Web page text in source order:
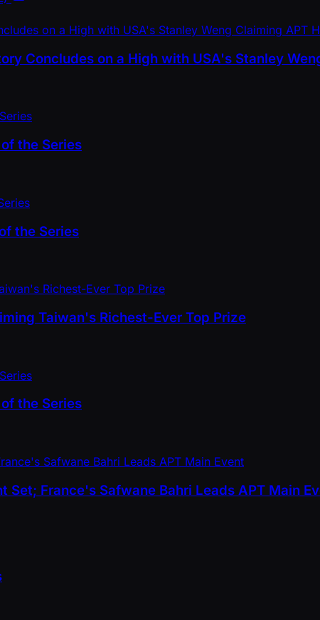
Concludes on a High with USA's Stanley
the Series
the Series
Taiwan's Richest-Ever Top Prize
the Series
Set; France's Safwane Bahri Leads APT Main